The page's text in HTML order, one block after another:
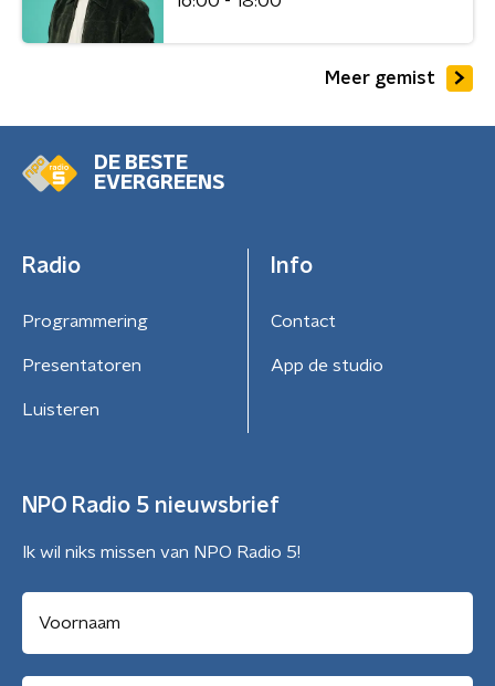
Meer gemist
DE BESTE
EVERGREENS
Radio
Programmering
Presentatoren
Luisteren
Info
Contact
App de studio
NPO Radio 5 nieuwsbrief
Ik wil niks missen van NPO Radio 5!